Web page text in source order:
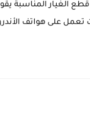
الغيار المناسبة
تعمل على هواتف